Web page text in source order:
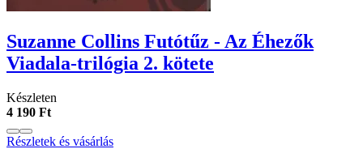
Suzanne Collins Futótűz - Az Éhezők
Viadala-trilógia 2. kötete
Készleten
4 190 Ft
Részletek és vásárlás